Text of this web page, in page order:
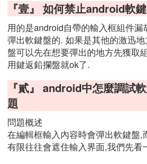
『壹』 如何禁止android軟
用的是android自帶的輸入框組件漏
彈出軟鍵盤的. 如果是其他的激迅
盤可以先在想要彈出的地方先獲取
用鍵返鉛攔盤就ok了.
『貳』 android中怎麼調試
題
問題概述
在編輯框輸入內容時會彈出軟鍵盤,
有限往往會遮住輸入界面,我們先看